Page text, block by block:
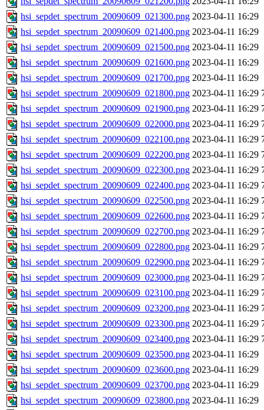
hsi_sepdet_spectrum_20090609_021300.png 2023-04-11 16:29
hsi_sepdet_spectrum_20090609_021400.png 2023-04-11 16:29
hsi_sepdet_spectrum_20090609_021500.png 2023-04-11 16:29
hsi_sepdet_spectrum_20090609_021600.png 2023-04-11 16:29
hsi_sepdet_spectrum_20090609_021700.png 2023-04-11 16:29
hsi_sepdet_spectrum_20090609_021800.png 2023-04-11 16:29
hsi_sepdet_spectrum_20090609_021900.png 2023-04-11 16:29
hsi_sepdet_spectrum_20090609_022000.png 2023-04-11 16:29
hsi_sepdet_spectrum_20090609_022100.png 2023-04-11 16:29
hsi_sepdet_spectrum_20090609_022200.png 2023-04-11 16:29
hsi_sepdet_spectrum_20090609_022300.png 2023-04-11 16:29
hsi_sepdet_spectrum_20090609_022400.png 2023-04-11 16:29
hsi_sepdet_spectrum_20090609_022500.png 2023-04-11 16:29
hsi_sepdet_spectrum_20090609_022600.png 2023-04-11 16:29
hsi_sepdet_spectrum_20090609_022700.png 2023-04-11 16:29
hsi_sepdet_spectrum_20090609_022800.png 2023-04-11 16:29
hsi_sepdet_spectrum_20090609_022900.png 2023-04-11 16:29
hsi_sepdet_spectrum_20090609_023000.png 2023-04-11 16:29
hsi_sepdet_spectrum_20090609_023100.png 2023-04-11 16:29
hsi_sepdet_spectrum_20090609_023200.png 2023-04-11 16:29
hsi_sepdet_spectrum_20090609_023300.png 2023-04-11 16:29
hsi_sepdet_spectrum_20090609_023400.png 2023-04-11 16:29
hsi_sepdet_spectrum_20090609_023500.png 2023-04-11 16:29
hsi_sepdet_spectrum_20090609_023600.png 2023-04-11 16:29
hsi_sepdet_spectrum_20090609_023700.png 2023-04-11 16:29
hsi_sepdet_spectrum_20090609_023800.png 2023-04-11 16:29